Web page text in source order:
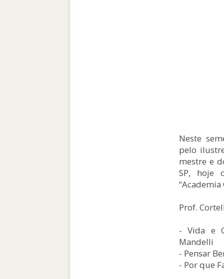
Neste
pelo
mestre e
SP, hoje
“Academia
Prof.
- Vida e
Mandelli
- Pensar
- Por que